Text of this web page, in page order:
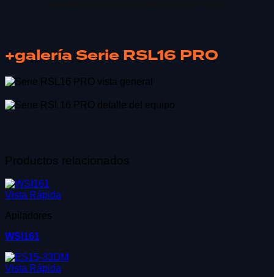
+galería Serie RSL16 PRO
Productos relacionados
Vista Rápida
Apiladores
WSI161
Vista Rápida